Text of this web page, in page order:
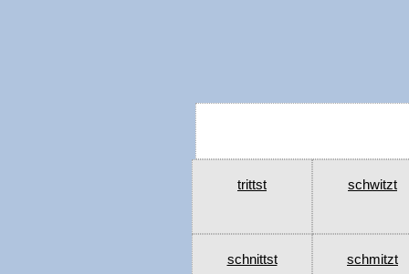
trittst schwitzt
schnittst schmitzt